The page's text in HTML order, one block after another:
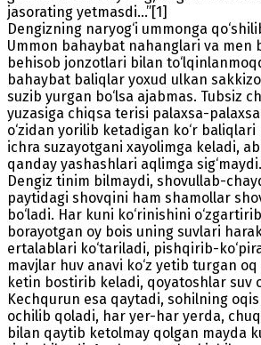
jasorating yetmasdi...”[1]
Dengizning naryog‘i ummonga
Ummon bahaybat nahanglari va men
behisob jonzotlari bilan
bahaybat baliqlar yoxud ulkan
suzib yurgan bo‘lsa ajabmas. Tubsiz
yuzasiga chiqsa terisi palaxsa-palaxsa
o‘zidan yorilib ketadigan ko‘r baliqlari
ichra suzayotgani xayolimga keladi,
qanday yashashlari aqlimga sig‘maydi.
Dengiz tinim bilmaydi, shovullab-
paytidagi shovqini ham shamollar
bo‘ladi. Har kuni ko‘rinishini
borayotgan oy bois uning suvlari
ertalablari ko‘tariladi, pishqirib-
mavjlar huv anavi ko‘z yetib turgan
ketin bostirib keladi, qoyatoshlar suv
Kechqurun esa qaytadi, sohilning
ochilib qoladi, har yer-har yerda,
bilan qaytib ketolmay qolgan mayda